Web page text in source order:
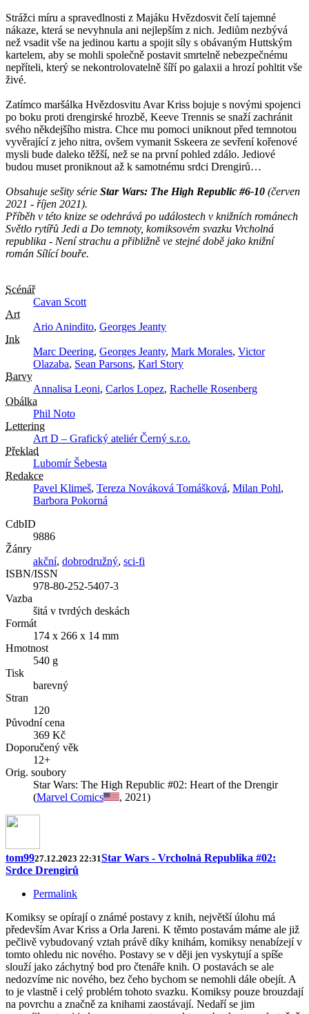
Strážci míru a spravedlnosti z Majáku Hvězdosvit čelí tajemné
nákaze, která se nevyhnula ani nejlepším z nich. Jediům nezbývá
než vsadit vše na jedinou kartu a spojit síly s obávaným Huttským
kartelem, aby se mohli společně postavit smrtelně nebezpečnému
nepříteli, který se nekontrolovatelně šíří po galaxii a hrozí pohltit vše
živé.
Zatímco maršálka Hvězdosvitu Avar Kriss bojuje s novými spojenci
po boku proti drengirské hrozbě, Keeve Trennis se snaží zachránit
svého někdejšího mistra. Chce mu pomoci uniknout před temnotou
vyvěrající z jeho nitra, ovšem vymanit Sskeera ze sevření kořenové
mysli bude daleko těžší, než se na první pohled zdálo. Jediové
budou muset proniknout až k samotnému srdci Drengirů…
Obsahuje sešity série Star Wars: The High Republic #6-10 (červen
2021 - říjen 2021).
Příběh v této knize se odehrává po událostech v knižních románech
Světlo rytířů Jedi a Do temnoty, komiksovém svazku Vrcholná
republika - Není strachu a přibližně ve stejné době jako knižní
román Sílící bouře.
Scénář
Cavan Scott
Art
Ario Anindito, Georges Jeanty
Ink
Marc Deering, Georges Jeanty, Mark Morales, Victor
Olazaba, Sean Parsons, Karl Story
Barvy
Annalisa Leoni, Carlos Lopez, Rachelle Rosenberg
Obálka
Phil Noto
Lettering
Art D – Grafický ateliér Černý s.r.o.
Překlad
Lubomír Šebesta
Redakce
Pavel Klimeš, Tereza Nováková Tomášková, Milan Pohl,
Barbora Pokorná
CdbID
9886
Žánry
akční, dobrodružný, sci-fi
ISBN/ISSN
978-80-252-5407-3
Vazba
šitá v tvrdých deskách
Formát
174 x 266 x 14 mm
Hmotnost
540 g
Tisk
barevný
Stran
120
Původní cena
369 Kč
Doporučený věk
12+
Orig. soubory
Star Wars: The High Republic #02: Heart of the Drengir
(Marvel Comics , 2021)
tom9927.12.2023 22:31Star Wars - Vrcholná Republika #02:
Srdce Drengirů
Permalink
Komiksy se opírají o známé postavy z knih, největší úlohu má
především Avar Kriss a Orla Jareni. K těmto postavám máme ale již
pečlivě vybudovaný vztah právě díky knihám, komiksy nenabízejí v
tomto ohledu nic nového. Postavy se v ději jen vyskytují a spíše
slouží jako záchytný bod pro čtenáře knih. O postavách se ale
nedozvíme nic nového, bez čeho bychom se nemohli dále obejít. A
to je vlastně i celý problém tohoto svazku. Komiksy pouze brouzdají
na povrchu a značně za knihami zaostávají. Nedaří se jim